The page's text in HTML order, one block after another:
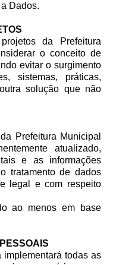
Dados.
da Prefeitura
o conceito de
evitar o surgimento
sistemas, práticas,
solução que não
Prefeitura Municipal
atualizado,
e as informações
tratamento de dados
legal e com respeito
ao menos em base
todas as